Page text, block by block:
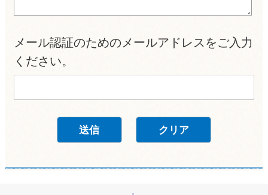
メール認証のためのメールアドレスをご入力
ください。